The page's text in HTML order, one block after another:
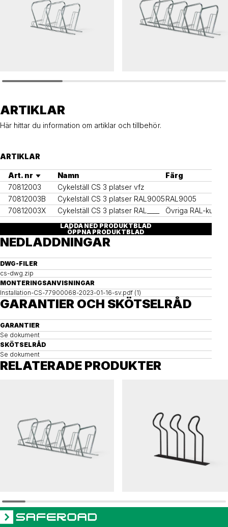
ARTIKLAR
Här hittar du information om artiklar och tillbehör.
ARTIKLAR
Art. nr Namn
Färg
70812003
Cykelställ CS 3 platser vfz
70812003B
Cykelställ CS 3 platser RAL9005RAL9005
70812003X
Cykelställ CS 3 platser RAL____ Övriga RAL-
LADDA NED PRODUKTBLAD
ÖPPNA PRODUKTBLAD
NEDLADDNINGAR
DWG-FILER
cs-dwg.zip
MONTERINGSANVISNINGAR
Installation-CS-77900068-2023-01-16-sv.pdf (1)
GARANTIER OCH SKÖTSELRÅD
GARANTIER
Se dokument
SKÖTSELRÅD
Se dokument
RELATERADE PRODUKTER